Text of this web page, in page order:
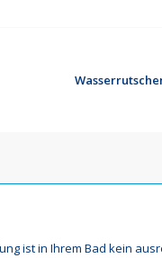
ist in Ihrem Bad kein